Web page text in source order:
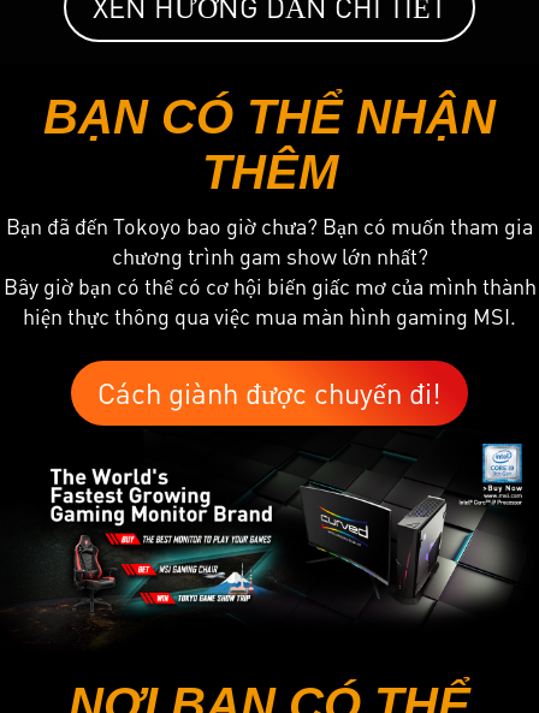
BẠN CÓ THỂ NHẬN
THÊM
Bạn đã đến Tokoyo bao giờ chưa? Bạn có muốn tham gia
chương trình gam show lớn nhất?
Bây giờ bạn có thể có cơ hội biến giấc mơ của mình thành
hiện thực thông qua việc mua màn hình gaming MSI.
Cách giành được chuyến đi!